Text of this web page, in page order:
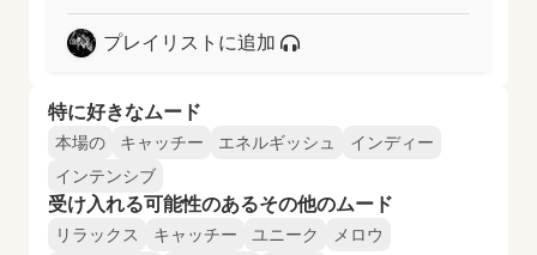
プレイリストに追加
特に好きなムード
本場の キャッチー エネルギッシュ
インディー
インテンシブ
受け入れる可能性のあるその他のムード
リラックス キャッチー ユニーク
メロウ